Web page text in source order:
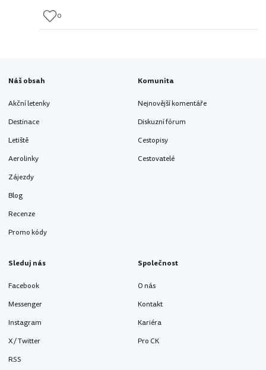
0
Náš obsah
Akční letenky
Destinace
Letiště
Aerolinky
Zájezdy
Blog
Recenze
Promo kódy
Komunita
Nejnovější komentáře
Diskuzní fórum
Cestopisy
Cestovatelé
Sleduj nás
Facebook
Messenger
Instagram
X / Twitter
RSS
Společnost
O nás
Kontakt
Kariéra
Pro CK